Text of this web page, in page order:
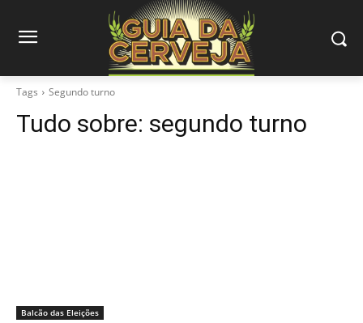
Tags Segundo turno
Tudo sobre: segundo turno
Balcão das Eleições